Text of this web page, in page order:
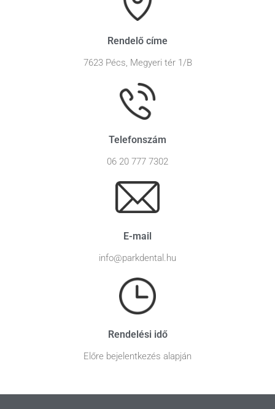
Rendelő címe
7623 Pécs, Megyeri tér 1/B
Telefonszám
06 20 777 7302
E-mail
info@parkdental.hu
Rendelési idő
Előre bejelentkezés alapján